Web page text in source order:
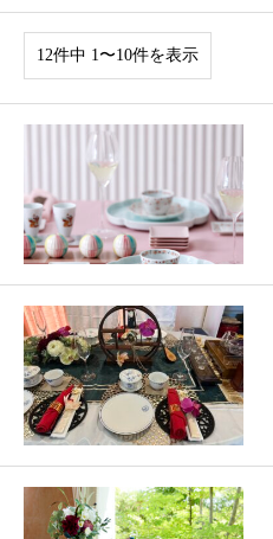
12件中 1〜10件を表示